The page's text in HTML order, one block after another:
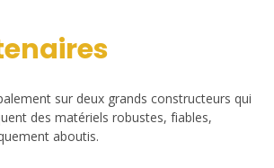
sur deux grands constructeurs qui
des matériels robustes, fiables,
aboutis.